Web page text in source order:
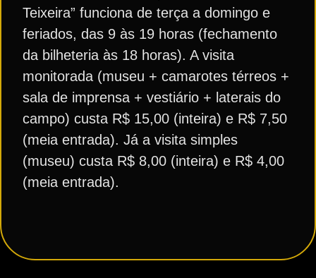
Teixeira” funciona de terça a domingo e
feriados, das 9 às 19 horas (fechamento
da bilheteria às 18 horas). A visita
monitorada (museu + camarotes térreos +
sala de imprensa + vestiário + laterais do
campo) custa R$ 15,00 (inteira) e R$ 7,50
(meia entrada). Já a visita simples
(museu) custa R$ 8,00 (inteira) e R$ 4,00
(meia entrada).